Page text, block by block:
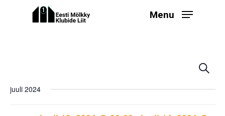
Menu
Search
date.
juuli 2024